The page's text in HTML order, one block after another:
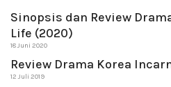
Sinopsis dan Review
Life (2020)
18 Juni 2020
Review Drama Korea
12 Juli 2019